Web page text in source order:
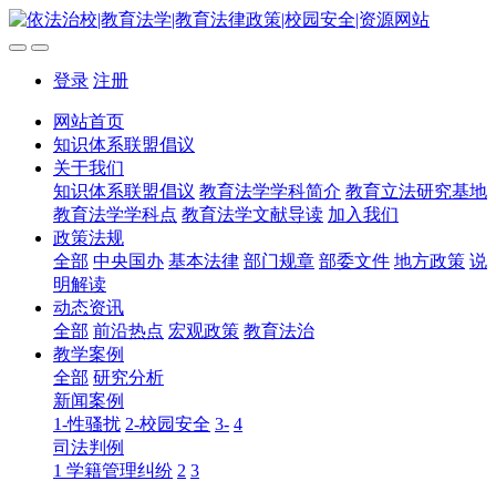
登录 注册
网站首页
知识体系联盟倡议
关于我们
知识体系联盟倡议 教育法学学科简介 教育立法研究基地
教育法学学科点 教育法学文献导读 加入我们
政策法规
全部 中央国办 基本法律 部门规章 部委文件 地方政策 说
明解读
动态资讯
全部 前沿热点 宏观政策 教育法治
教学案例
全部 研究分析
新闻案例
1-性骚扰 2-校园安全 3- 4
司法判例
1 学籍管理纠纷 2 3